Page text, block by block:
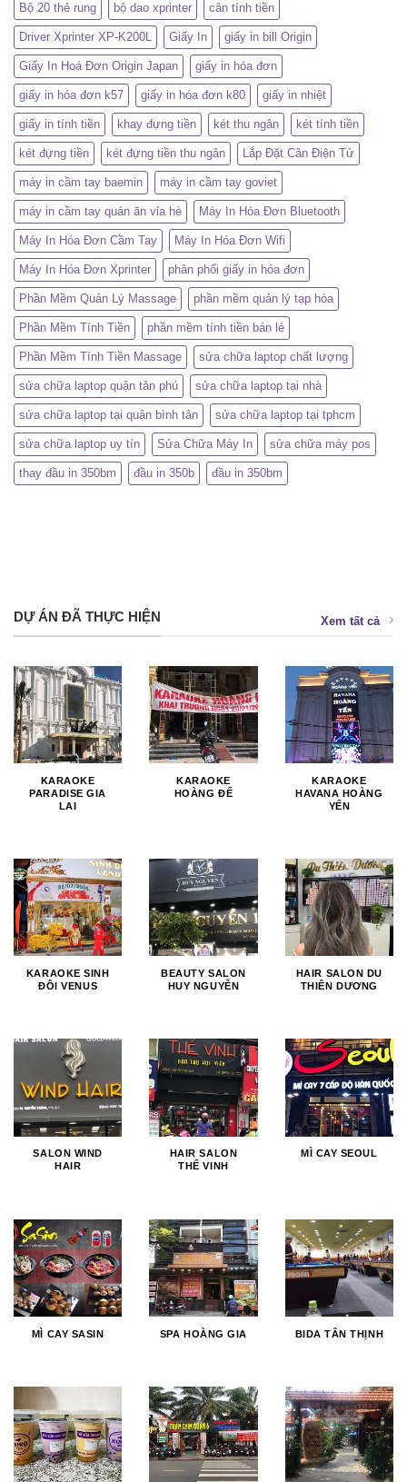
Bộ 20 thẻ rung bộ dao xprinter cân tính tiền
Driver Xprinter XP-K200L Giấy In giấy in bill Origin
Giấy In Hoá Đơn Origin Japan giấy in hóa đơn
giấy in hóa đơn k57 giấy in hóa đơn k80 giấy in nhiệt
giấy in tính tiền khay đựng tiền két thu ngân két tính tiền
két đựng tiền két đựng tiền thu ngân Lắp Đặt Cân Điện Tử
máy in cầm tay baemin máy in cầm tay goviet
máy in cầm tay quán ăn vỉa hè Máy In Hóa Đơn Bluetooth
Máy In Hóa Đơn Cầm Tay Máy In Hóa Đơn Wifi
Máy In Hóa Đơn Xprinter phân phối giấy in hóa đơn
Phần Mềm Quản Lý Massage phần mềm quản lý tạp hóa
Phần Mềm Tính Tiền phần mềm tính tiền bán lẻ
Phần Mềm Tính Tiền Massage sửa chữa laptop chất lượng
sửa chữa laptop quận tân phú sửa chữa laptop tại nhà
sửa chữa laptop tại quận bình tân sửa chữa laptop tại tphcm
sửa chữa laptop uy tín Sửa Chữa Máy In sửa chữa máy pos
thay đầu in 350bm đầu in 350b đầu in 350bm
DỰ ÁN ĐÃ THỰC HIỆN Xem tất cả
KARAOKE
PARADISE GIA
LAI
KARAOKE
HOÀNG ĐẾ
KARAOKE
HAVANA HOÀNG
YẾN
KARAOKE SINH
ĐÔI VENUS
BEAUTY SALON
HUY NGUYỄN
HAIR SALON DU
THIÊN DƯƠNG
SALON WIND
HAIR
HAIR SALON
THẾ VINH
MÌ CAY SEOUL
MÌ CAY SASIN SPA HOÀNG GIA BIDA TÂN THỊNH